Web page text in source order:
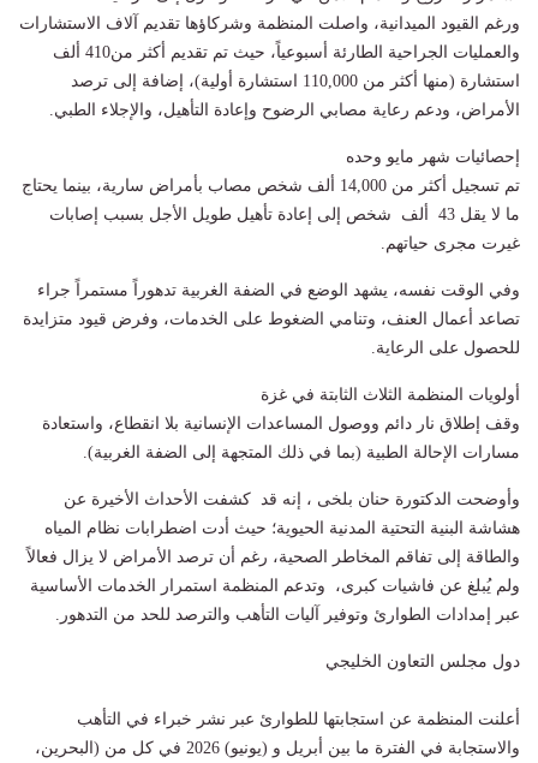
​ورغم القيود الميدانية، واصلت المنظمة وشركاؤها تقديم آلاف الاستشارات
والعمليات الجراحية الطارئة أسبوعياً، حيث تم تقديم أكثر من410 ألف
استشارة (منها أكثر من 110,000 استشارة أولية)، إضافة إلى ترصد
الأمراض، ودعم رعاية مصابي الرضوح وإعادة التأهيل، والإجلاء الطبي.
​إحصائيات شهر مايو وحده
تم تسجيل أكثر من 14,000 ألف شخص مصاب بأمراض سارية، بينما يحتاج
ما لا يقل 43 ألف شخص إلى إعادة تأهيل طويل الأجل بسبب إصابات
غيرت مجرى حياتهم.
​وفي الوقت نفسه، يشهد الوضع في الضفة الغربية تدهوراً مستمراً جراء
تصاعد أعمال العنف، وتنامي الضغوط على الخدمات، وفرض قيود متزايدة
للحصول على الرعاية.
​أولويات المنظمة الثلاث الثابتة في غزة
​​وقف إطلاق نار دائم ووصول المساعدات الإنسانية بلا انقطاع، و​استعادة
مسارات الإحالة الطبية (بما في ذلك المتجهة إلى الضفة الغربية).
​وأوضحت الدكتورة حنان بلخى ، إنه قد كشفت الأحداث الأخيرة عن
هشاشة البنية التحتية المدنية الحيوية؛ حيث أدت اضطرابات نظام المياه
والطاقة إلى تفاقم المخاطر الصحية، رغم أن ترصد الأمراض لا يزال فعالاً
ولم يُبلغ عن فاشيات كبرى، وتدعم المنظمة استمرار الخدمات الأساسية
عبر إمدادات الطوارئ وتوفير آليات التأهب والترصد للحد من التدهور.
​دول مجلس التعاون الخليجي
أعلنت المنظمة عن استجابتها للطوارئ عبر نشر خبراء في التأهب
والاستجابة في الفترة ما بين أبريل و (يونيو) 2026 في كل من (البحرين،